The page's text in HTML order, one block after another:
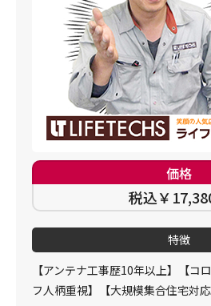
価格
税込￥
特徴
【アンテナ工事歴10年以上】【コ
フ人柄重視】【大規模集合住宅対応